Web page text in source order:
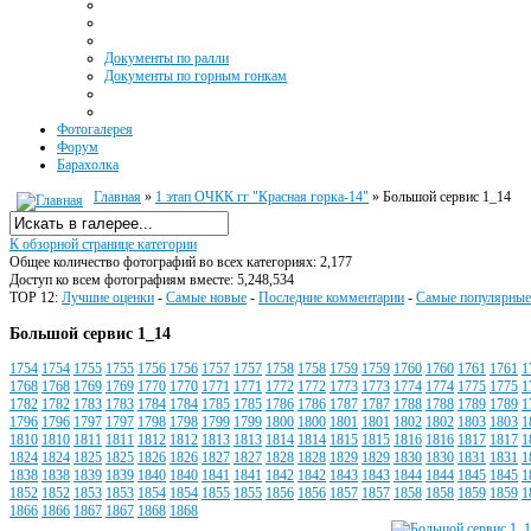
Документы по ралли
Документы по горным гонкам
Фотогалерея
Форум
Барахолка
Главная » 1 этап ОЧКК гг "Красная горка-14" » Большой сервис 1_14
К обзорной странице категории
Общее количество фотографий во всех категориях: 2,177
Доступ ко всем фотографиям вместе: 5,248,534
TOP 12: Лучшие оценки - Самые новые - Последние комментарии - Самые популярные
Большой сервис 1_14
1754 1754 1755 1755 1756 1756 1757 1757 1758 1758 1759 1759 1760 1760 1761 1761
1768 1768 1769 1769 1770 1770 1771 1771 1772 1772 1773 1773 1774 1774 1775 1775
1782 1782 1783 1783 1784 1784 1785 1785 1786 1786 1787 1787 1788 1788 1789 1789
1796 1796 1797 1797 1798 1798 1799 1799 1800 1800 1801 1801 1802 1802 1803 1803
1810 1810 1811 1811 1812 1812 1813 1813 1814 1814 1815 1815 1816 1816 1817 1817
1824 1824 1825 1825 1826 1826 1827 1827 1828 1828 1829 1829 1830 1830 1831 1831
1838 1838 1839 1839 1840 1840 1841 1841 1842 1842 1843 1843 1844 1844 1845 1845
1852 1852 1853 1853 1854 1854 1855 1855 1856 1856 1857 1857 1858 1858 1859 1859
1866 1866 1867 1867 1868 1868